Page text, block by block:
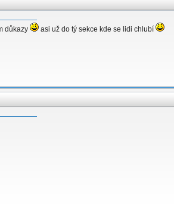
důkazy asi už do tý sekce kde se lidi chlubí